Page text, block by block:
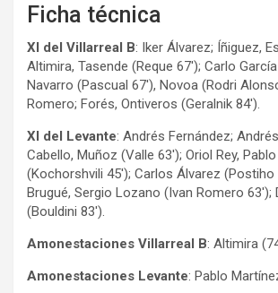
Ficha técnica
XI del Villarreal B: Iker Álvarez; Íñiguez,
Altimira, Tasende (Reque 67′); Carlo
Navarro (Pascual 67′), Novoa (Rodri
Romero; Forés, Ontiveros (Geralnik 84′).
XI del Levante: Andrés Fernández;
Cabello, Muñoz (Valle 63′); Oriol Rey,
(Kochorshvili 45′); Carlos Álvarez (Postiho
Brugué, Sergio Lozano (Ivan Romero 63′);
(Bouldini 83′).
Amonestaciones Villarreal B: Altimira
Amonestaciones Levante: Pablo